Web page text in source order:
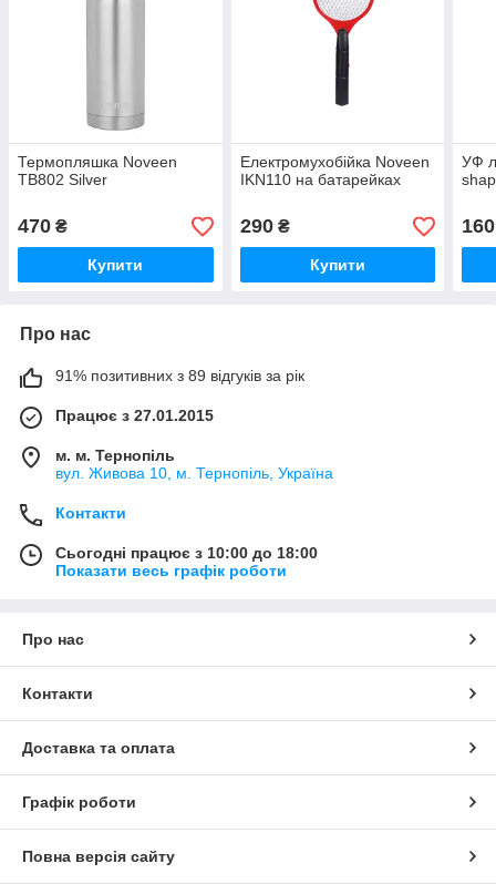
Термопляшка Noveen
TB802 Silver
470 ₴
Купити
Електромухобійка Noveen
IKN110 на батарейках
290₴
Купити
УФ
160
Про нас
91% позитивних з 89 відгуків за рік
Працює з 27.01.2015
м. м. Тернопіль
вул. Живова 10, м. Тернопіль, Україна
Контакти
Сьогодні працює з 10:00 до 18:00
Показати весь графік роботи
Про нас
Контакти
Доставка та оплата
Графік роботи
Повна версія сайту